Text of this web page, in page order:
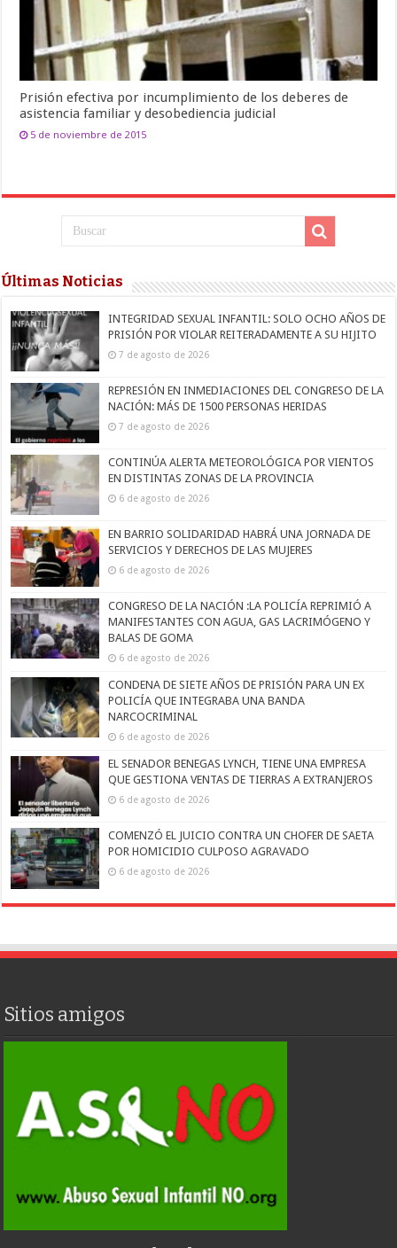
Prisión efectiva por incumplimiento de los deberes de
asistencia familiar y desobediencia judicial
5 de noviembre de 2015
Últimas Noticias
INTEGRIDAD SEXUAL INFANTIL: SOLO OCHO AÑOS DE
PRISIÓN POR VIOLAR REITERADAMENTE A SU HIJITO
7 de agosto de 2026
REPRESIÓN EN INMEDIACIONES DEL CONGRESO DE LA
NACIÓN: MÁS DE 1500 PERSONAS HERIDAS
7 de agosto de 2026
CONTINÚA ALERTA METEOROLÓGICA POR VIENTOS
EN DISTINTAS ZONAS DE LA PROVINCIA
6 de agosto de 2026
EN BARRIO SOLIDARIDAD HABRÁ UNA JORNADA DE
SERVICIOS Y DERECHOS DE LAS MUJERES
6 de agosto de 2026
CONGRESO DE LA NACIÓN :LA POLICÍA REPRIMIÓ A
MANIFESTANTES CON AGUA, GAS LACRIMÓGENO Y
BALAS DE GOMA
6 de agosto de 2026
CONDENA DE SIETE AÑOS DE PRISIÓN PARA UN EX
POLICÍA QUE INTEGRABA UNA BANDA
NARCOCRIMINAL
6 de agosto de 2026
EL SENADOR BENEGAS LYNCH, TIENE UNA EMPRESA
QUE GESTIONA VENTAS DE TIERRAS A EXTRANJEROS
6 de agosto de 2026
COMENZÓ EL JUICIO CONTRA UN CHOFER DE SAETA
POR HOMICIDIO CULPOSO AGRAVADO
6 de agosto de 2026
Sitios amigos